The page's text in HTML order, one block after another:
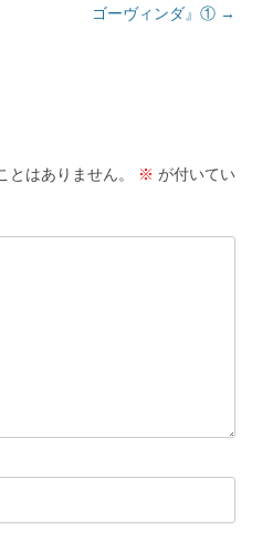
ゴーヴィンダ』① →
はありません。 ※ が付いてい